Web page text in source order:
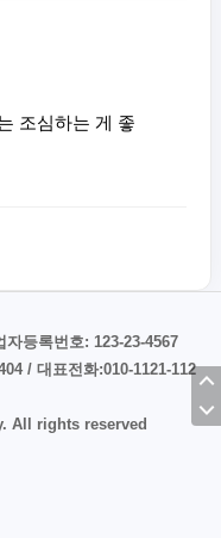
조심하는 게 좋
등록번호: 123-23-4567
/ 대표전화:010-1121-112
All rights reserved